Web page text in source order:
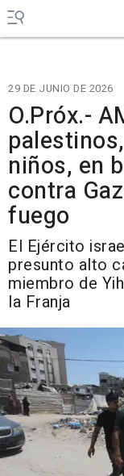
29 DE JUNIO DE 2026
O.Próx.-
niños, en
contra
fuego
El Ejército
presunto alto
miembro de
la Franja